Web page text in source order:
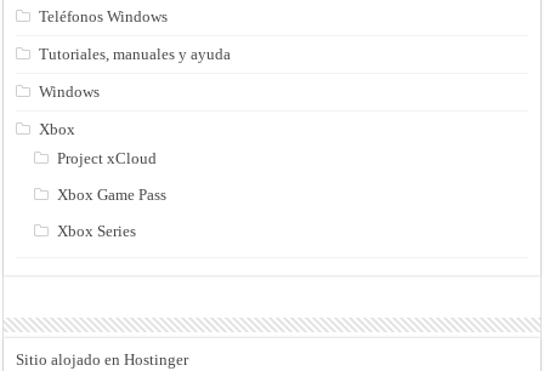
Teléfonos Windows
Tutoriales, manuales y ayuda
Windows
Xbox
Project xCloud
Xbox Game Pass
Xbox Series
Sitio alojado en Hostinger